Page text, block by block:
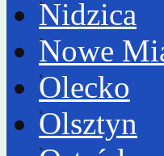
Nidzica
Nowe
Olecko
Olsztyn